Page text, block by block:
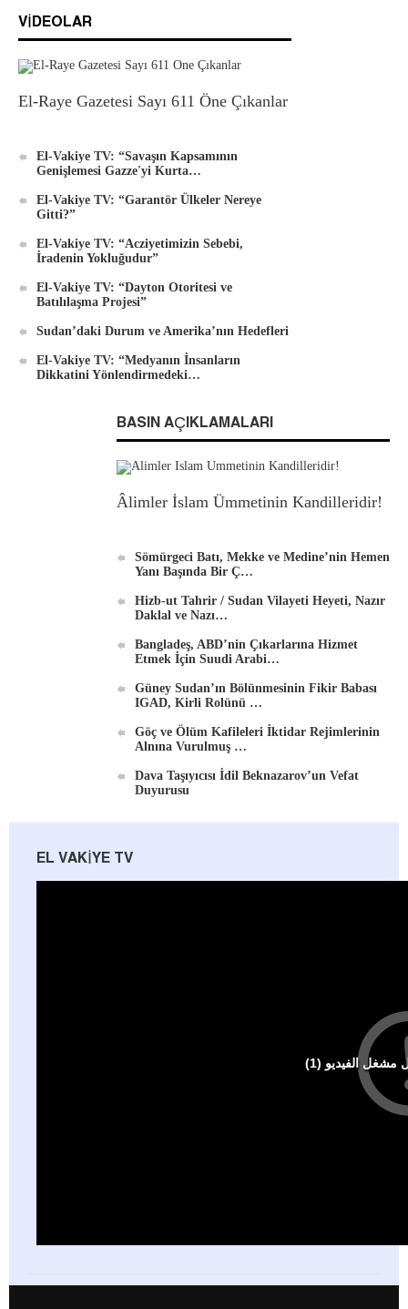
VIDEOLAR
El-Raye Gazetesi Sayı 611 Öne Çıkanlar
El-Vakiye TV: “Savaşın Kapsamının
Genişlemesi Gazze'yi Kurta…
El-Vakiye TV: “Garantör Ülkeler Nereye
Gitti?”
El-Vakiye TV: “Acziyetimizin Sebebi,
İradenin Yokluğudur”
El-Vakiye TV: “Dayton Otoritesi ve
Batılılaşma Projesi”
Sudan’daki Durum ve Amerika’nın Hedefleri
El-Vakiye TV: “Medyanın İnsanların
Dikkatini Yönlendirmedeki…
BASIN AÇIKLAMALARI
Âlimler İslam Ümmetinin Kandilleridir!
Sömürgeci Batı, Mekke ve Medine’nin Hemen
Yanı Başında Bir Ç…
Hizb-ut Tahrir / Sudan Vilayeti Heyeti, Nazır
Daklal ve Nazı…
Bangladeş, ABD’nin Çıkarlarına Hizmet
Etmek İçin Suudi Arabi…
Güney Sudan’ın Bölünmesinin Fikir Babası
IGAD, Kirli Rolünü …
Göç ve Ölüm Kafileleri İktidar Rejimlerinin
Alnına Vurulmuş …
Dava Taşıyıcısı İdil Beknazarov’un Vefat
Duyurusu
EL VAKIYE TV